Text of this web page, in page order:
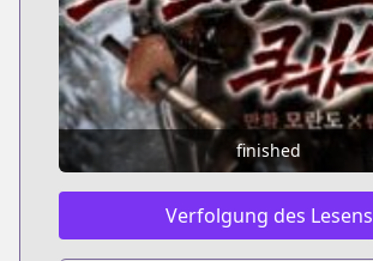
finished
Verfolgung des Lesens